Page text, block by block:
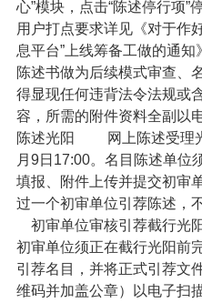
心”模块，点击“陈述停行项”
用户打点要求详见《对于作
息平台”上线筹备工做的通
陈述书做为后续模式审查、
得显现任何违背法令法规或
容，所需的附件资料全副以
陈述光阳
网上陈述受理光
月9日17:00。名目陈述单位
填报、附件上传并提交初审
过一个初审单位引荐陈述，
初审单位审核引荐截行光
初审单位须正在截行光阳前
引荐名目，并将正式引荐文
维码并加盖公章）以电子扫